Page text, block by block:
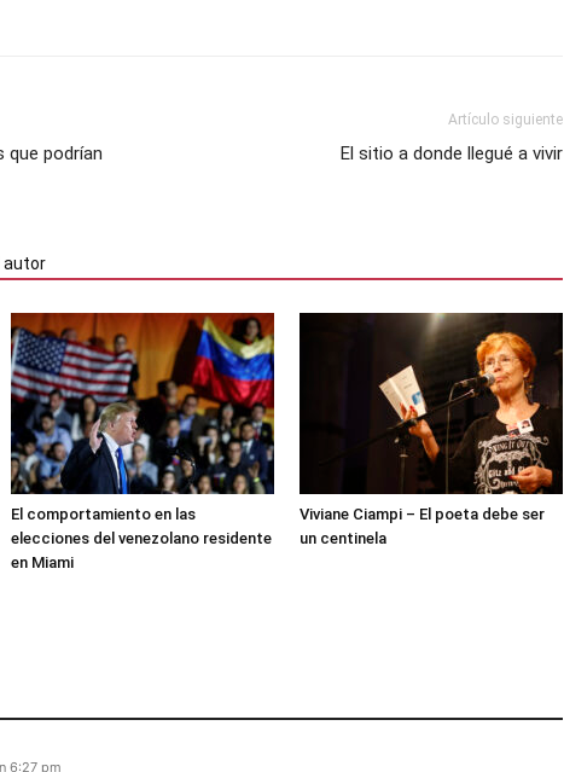
que podrían
Artículo siguiente
El sitio a donde llegué a vivir
autor
El comportamiento en las
elecciones del venezolano residente
en Miami
Viviane Ciampi – El poeta debe ser
un centinela
6:27 pm